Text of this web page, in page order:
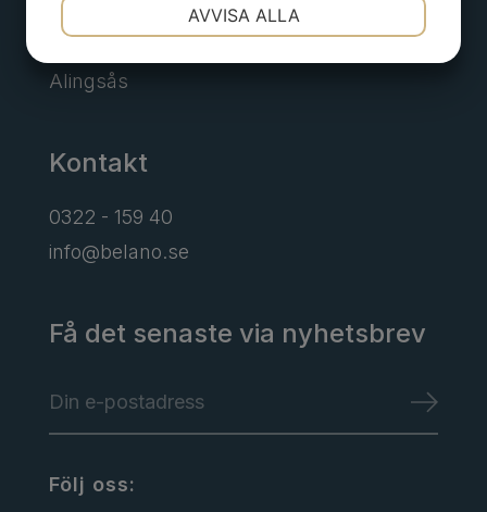
Alingsås
Kontakt
0322 - 159 40
info@belano.se
Få det senaste via nyhetsbrev
Följ oss:
MARKNADSFÖRING
AVVISA ALLA